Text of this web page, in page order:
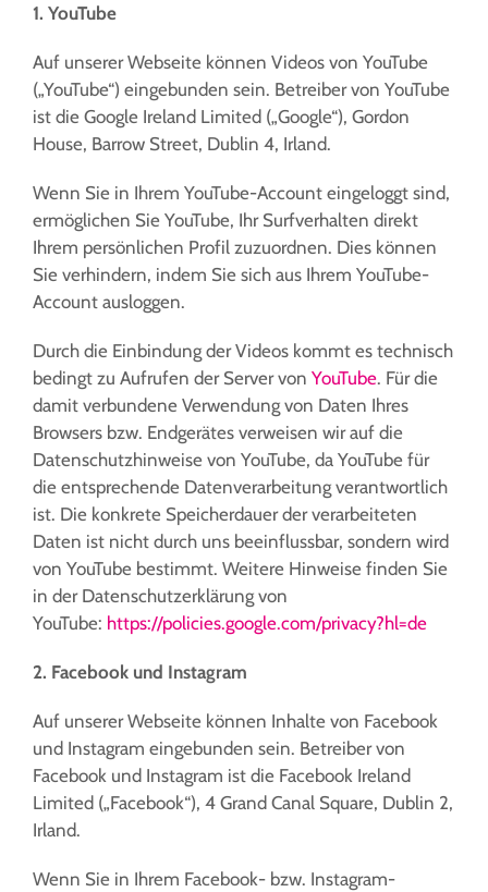
1. YouTube
Auf unserer Webseite können Videos von YouTube
(„YouTube“) eingebunden sein. Betreiber von YouTube
ist die Google Ireland Limited („Google“), Gordon
House, Barrow Street, Dublin 4, Irland.
Wenn Sie in Ihrem YouTube-Account eingeloggt sind,
ermöglichen Sie YouTube, Ihr Surfverhalten direkt
Ihrem persönlichen Profil zuzuordnen. Dies können
Sie verhindern, indem Sie sich aus Ihrem YouTube-
Account ausloggen.
Durch die Einbindung der Videos kommt es technisch
bedingt zu Aufrufen der Server von YouTube. Für die
damit verbundene Verwendung von Daten Ihres
Browsers bzw. Endgerätes verweisen wir auf die
Datenschutzhinweise von YouTube, da YouTube für
die entsprechende Datenverarbeitung verantwortlich
ist. Die konkrete Speicherdauer der verarbeiteten
Daten ist nicht durch uns beeinflussbar, sondern wird
von YouTube bestimmt. Weitere Hinweise finden Sie
in der Datenschutzerklärung von
YouTube: https://policies.google.com/privacy?hl=de
2. Facebook und Instagram
Auf unserer Webseite können Inhalte von Facebook
und Instagram eingebunden sein. Betreiber von
Facebook und Instagram ist die Facebook Ireland
Limited („Facebook“), 4 Grand Canal Square, Dublin 2,
Irland.
Wenn Sie in Ihrem Facebook- bzw. Instagram-